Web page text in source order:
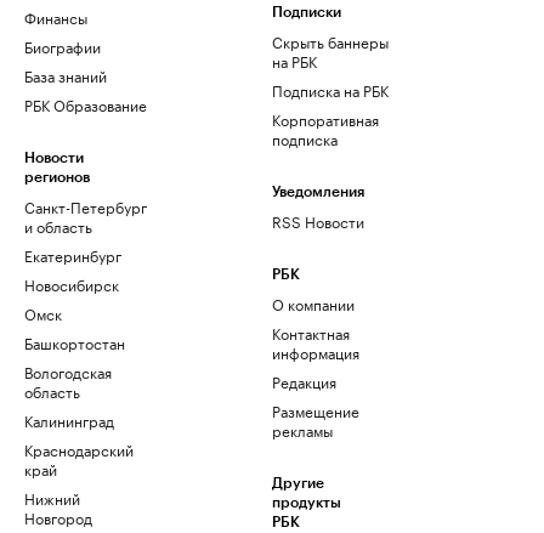
Финансы
Биографии
База знаний
РБК Образование
Новости
регионов
Санкт-Петербург
и область
Екатеринбург
Новосибирск
Омск
Башкортостан
Вологодская
область
Калининград
Краснодарский
край
Нижний
Новгород
Подписки
Скрыть баннеры
на РБК
Подписка на РБК
Корпоративная
подписка
Уведомления
RSS Новости
РБК
О компании
Контактная
информация
Редакция
Размещение
рекламы
Другие
продукты
РБК